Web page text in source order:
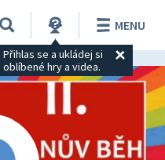
Přihlas se a ukládej si
oblíbené hry a videa.
MENU